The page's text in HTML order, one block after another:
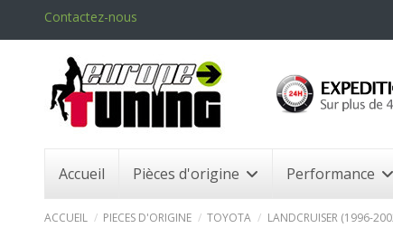
Contactez-nous
Accueil Pièces d'origine Performance
ACCUEIL PIECES D'ORIGINE TOYOTA LANDCRUISER (1996-